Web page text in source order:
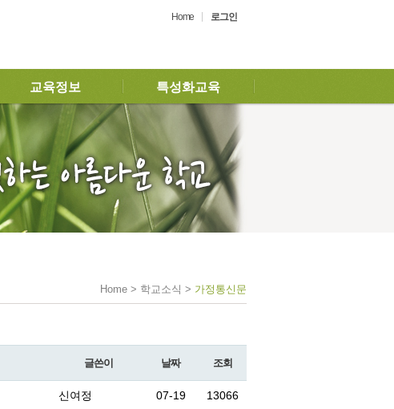
Home 로그인
교육정보 특성화교육
Home > 학교소식 > 가정통신문
글쓴이 날짜 조회
신여정 07-19 13066